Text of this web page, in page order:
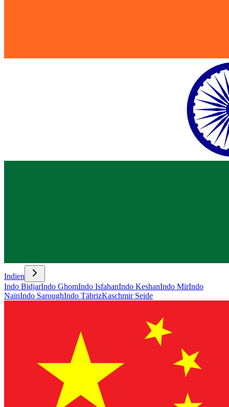
Indien
Indo BidjarIndo GhomIndo IsfahanIndo KeshanIndo MirIndo
NainIndo SaroughIndo TäbrizKaschmir Seide